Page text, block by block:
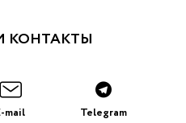
mail Telegram